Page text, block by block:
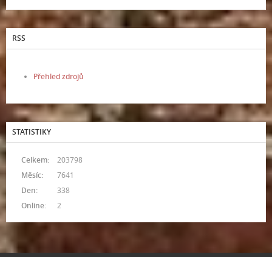
RSS
Přehled zdrojů
STATISTIKY
Online: 2
Celkem:
203798
Měsíc:
7641
Den:
338